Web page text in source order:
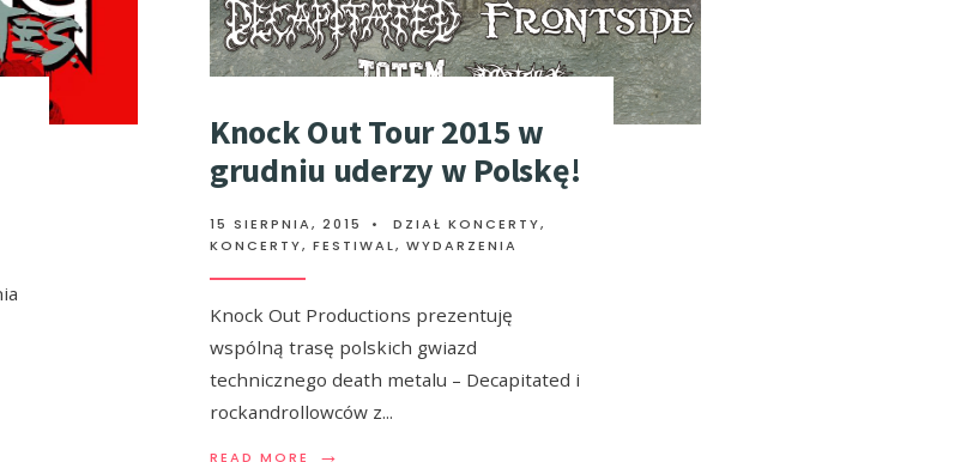
Knock Out Tour 2015 w
grudniu uderzy w Polskę!
15 SIERPNIA, 2015 • DZIAŁ KONCERTY,
KONCERTY, FESTIWAL, WYDARZENIA
Knock Out Productions prezentuję
wspólną trasę polskich gwiazd
technicznego death metalu – Decapitated i
rockandrollowców z...
READ MORE →